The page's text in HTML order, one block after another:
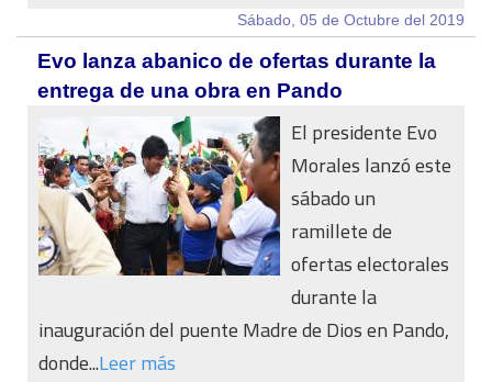
Sábado, 05 de Octubre del 2019
Evo lanza abanico de ofertas durante la
entrega de una obra en Pando
El presidente Evo
Morales lanzó este
sábado un
ramillete de
ofertas electorales
durante la
inauguración del puente Madre de Dios en Pando,
donde...Leer más